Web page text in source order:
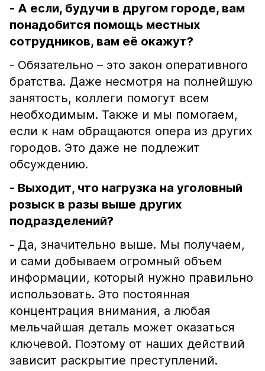
- А если, будучи в другом городе, вам
понадобится помощь местных
сотрудников, вам её окажут?
- Обязательно – это закон оперативного
братства. Даже несмотря на полнейшую
занятость, коллеги помогут всем
необходимым. Также и мы помогаем,
если к нам обращаются опера из других
городов. Это даже не подлежит
обсуждению.
- Выходит, что нагрузка на уголовный
розыск в разы выше других
подразделений?
- Да, значительно выше. Мы получаем,
и сами добываем огромный объем
информации, который нужно правильно
использовать. Это постоянная
концентрация внимания, а любая
мельчайшая деталь может оказаться
ключевой. Поэтому от наших действий
зависит раскрытие преступлений.